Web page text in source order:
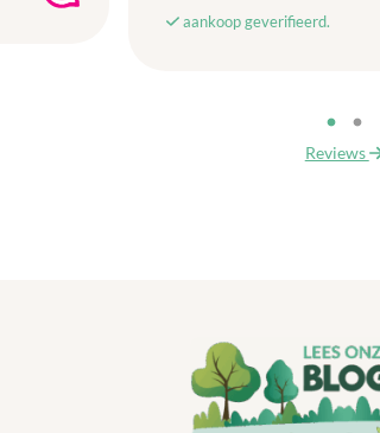
aankoop geverifieerd.
Reviews